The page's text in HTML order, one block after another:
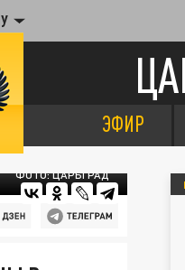
ЭФИР
ФОТО: ЦАРЬГРАД